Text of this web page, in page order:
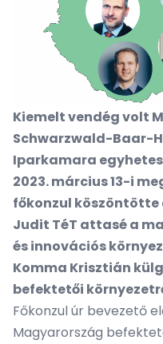
Kiemelt vendég volt
Schwarzwald-Baar-
Iparkamara
2023. március 13-i
főkonzul köszöntötte
Judit TéT attasé a
és innovációs
Komma Krisztián
befektetői
Főkonzul úr bevezető
Magyarország